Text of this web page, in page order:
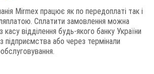
Mirmex працює як по передоплаті так і
Сплатити замовлення можна
касу відділення будь-якого банку України
підприємства або через термінали